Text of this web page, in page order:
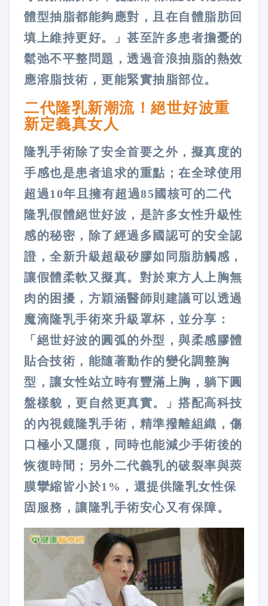
體型抽脂都能夠應對，且在自體脂肪回
填上維持更好。」甚至許多患者擔憂的
鬆弛不平整問題，透過音浪抽脂的熱效
應溶脂技術，更能緊實抽脂部位。
二代隆乳新潮流！絕世好波重
新定義真女人
隆乳手術除了安全首要之外，擬真度的
手感也是患者追求的重點；在全球使用
超過10年且擁有超過85國核可的二代
隆乳假體絕世好波，是許多女性升級性
感的秘密，除了經過多國認可的安全認
證，全新升級超級矽膠如同脂肪觸感，
讓假體柔軟又擬真。對於東方人上胸無
肉的困擾，方穎涵醫師則建議可以透過
魔滴隆乳手術來升級罩杯，並分享：
「絕世好波的圓弧的外型，與柔感膠體
貼合技術，能隨著動作的變化調整胸
型，讓女性站立時有豐滿上胸，躺下圓
盤樣貌，更自然更真實。」搭配高科技
的內視鏡隆乳手術，精準撥離組織，傷
口極小又隱痕，同時也能減少手術後的
恢復時間；另外二代義乳的破裂率與莢
膜攣縮皆小於1%，還提供隆乳女性保
固服務，讓隆乳手術安心又有保障。